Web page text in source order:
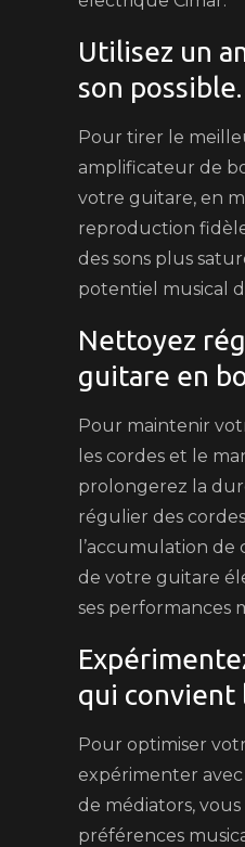
Utilisez un
son possible.
Pour tirer le
amplificateur de
votre guitare, en
reproduction
des sons plus
potentiel musical
Nettoyez
guitare en
Pour maintenir
les cordes et le
prolongerez la
régulier des
l’accumulation
de votre guitare
ses performances
qui convient
Pour optimiser
expérimenter
de médiators,
préférences